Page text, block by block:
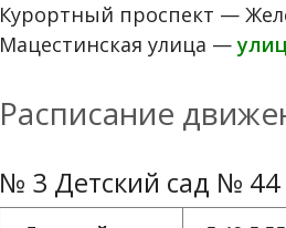
Курортный проспект —
Мацестинская улица —
Расписание
№ 3 Детский сад №